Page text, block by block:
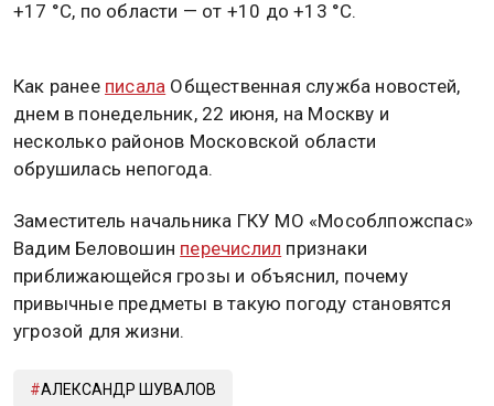
+17 °С, по области — от +10 до +13 °С.
Как ранее писала Общественная служба новостей,
днем в понедельник, 22 июня, на Москву и
несколько районов Московской области
обрушилась непогода.
Заместитель начальника ГКУ МО «Мособлпожспас»
Вадим Беловошин перечислил признаки
приближающейся грозы и объяснил, почему
привычные предметы в такую погоду становятся
угрозой для жизни.
АЛЕКСАНДР ШУВАЛОВ